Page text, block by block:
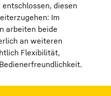
diesen
Im
arbeiten beide
an weiteren
Flexibilität,